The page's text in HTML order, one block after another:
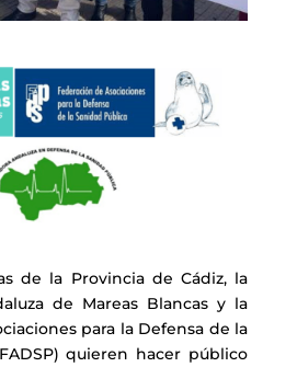
de la Provincia de Cádiz, la
de Mareas Blancas y la
para la Defensa de la
quieren hacer público